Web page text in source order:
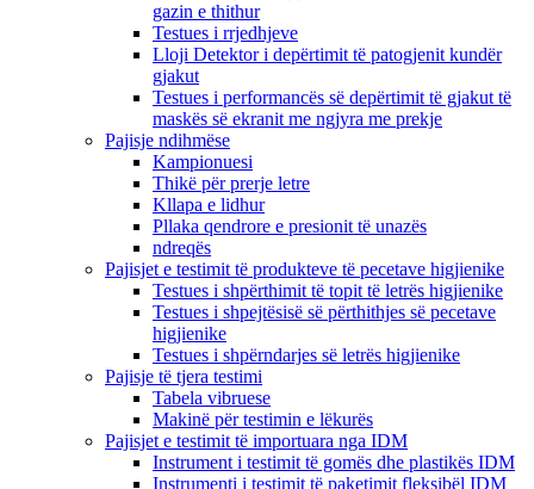
gazin e thithur
Testues i rrjedhjeve
Lloji Detektor i depërtimit të patogjenit kundër
gjakut
Testues i performancës së depërtimit të gjakut të
maskës së ekranit me ngjyra me prekje
Pajisje ndihmëse
Kampionuesi
Thikë për prerje letre
Kllapa e lidhur
Pllaka qendrore e presionit të unazës
ndreqës
Pajisjet e testimit të produkteve të pecetave higjienike
Testues i shpërthimit të topit të letrës higjienike
Testues i shpejtësisë së përthithjes së pecetave
higjienike
Testues i shpërndarjes së letrës higjienike
Pajisje të tjera testimi
Tabela vibruese
Makinë për testimin e lëkurës
Pajisjet e testimit të importuara nga IDM
Instrument i testimit të gomës dhe plastikës IDM
Instrumenti i testimit të paketimit fleksibël IDM